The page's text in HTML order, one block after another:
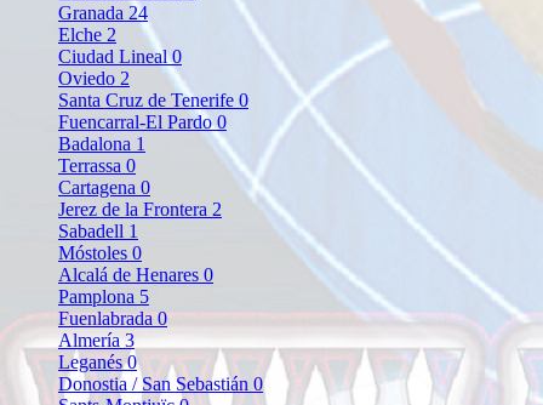
Granada 24
Elche 2
Ciudad Lineal0
Oviedo 2
Santa Cruz de Tenerife 0
Fuencarral-El Pardo0
Badalona 1
Terrassa 0
Cartagena 0
Jerez de la Frontera 2
Sabadell 1
Móstoles 0
Alcalá de Henares 0
Pamplona 5
Fuenlabrada0
Almería 3
Leganés0
Donostia / San Sebastián 0